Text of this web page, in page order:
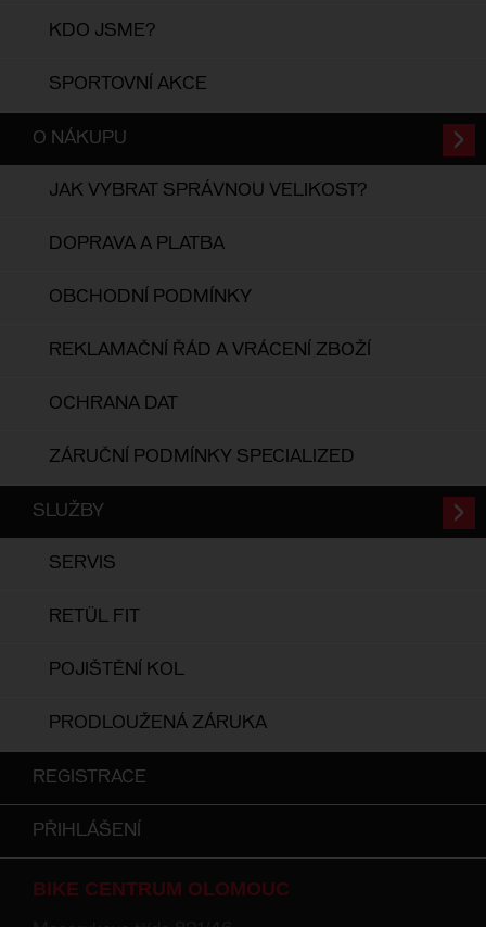
KDO JSME?
SPORTOVNÍ AKCE
O NÁKUPU
JAK VYBRAT SPRÁVNOU VELIKOST?
DOPRAVA A PLATBA
OBCHODNÍ PODMÍNKY
REKLAMAČNÍ ŘÁD A VRÁCENÍ ZBOŽÍ
OCHRANA DAT
ZÁRUČNÍ PODMÍNKY SPECIALIZED
SLUŽBY
SERVIS
RETÜL FIT
POJIŠTĚNÍ KOL
PRODLOUŽENÁ ZÁRUKA
REGISTRACE
PŘIHLÁŠENÍ
BIKE CENTRUM OLOMOUC